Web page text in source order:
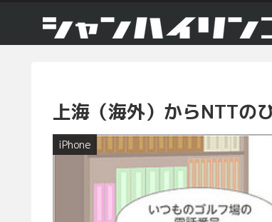
上海（海外）からNTTの
iPhone